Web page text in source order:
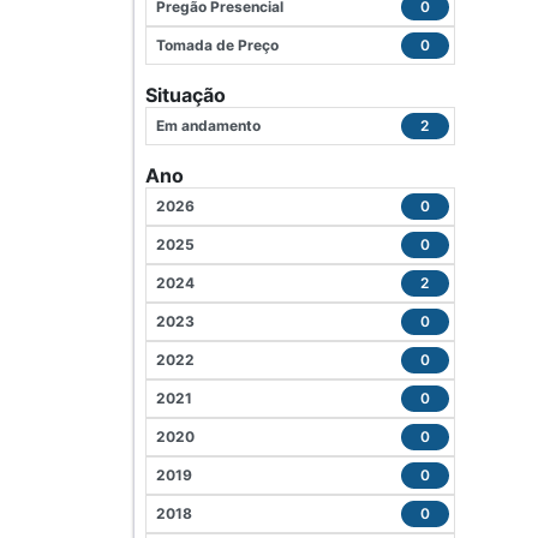
Pregão Presencial 0
Tomada de Preço 0
Situação
Em andamento 2
Ano
2026 0
2025 0
2024 2
2023 0
2022 0
2021 0
2020 0
2019 0
2018 0